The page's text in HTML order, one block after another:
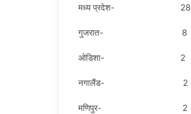
मध्य प्रदेश- 28
गुजरात- 8
ओडिशा- 2
नगालैंड- 2
मणिपुर- 2